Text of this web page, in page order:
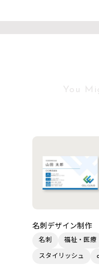
You
名刺デザイン制作
名刺 福祉・医療
スタイリッシュ